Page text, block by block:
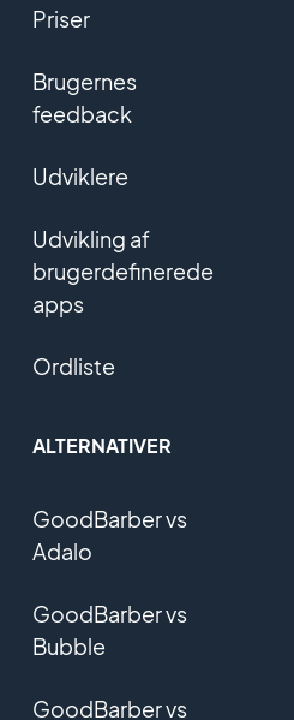
Priser
Brugernes
feedback
Udviklere
Udvikling af
brugerdefinerede
apps
Ordliste
ALTERNATIVER
GoodBarber vs
Adalo
GoodBarber vs
Bubble
GoodBarber vs